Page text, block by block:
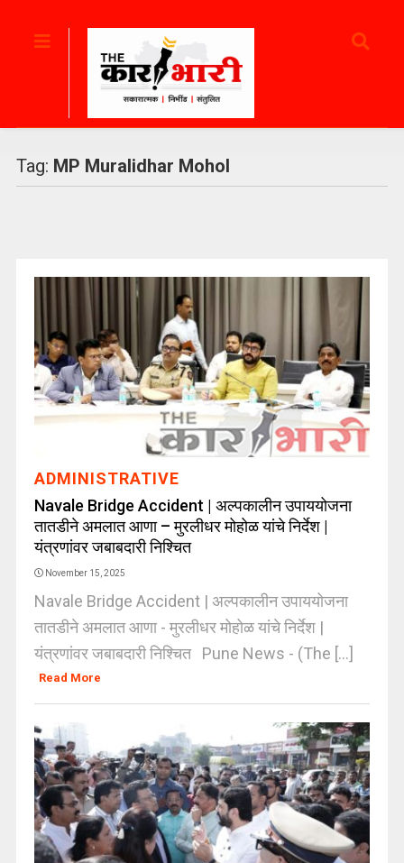
Tag: MP Muralidhar Mohol
ADMINISTRATIVE
Navale Bridge Accident | अल्पकालीन उपाययोजना
तातडीने अमलात आणा – मुरलीधर मोहोळ यांचे निर्देश |
यंत्रणांवर जबाबदारी निश्चित
November 15, 2025
Navale Bridge Accident | अल्पकालीन उपाययोजना
तातडीने अमलात आणा - मुरलीधर मोहोळ यांचे निर्देश |
यंत्रणांवर जबाबदारी निश्चित Pune News - (The [...]
Read More